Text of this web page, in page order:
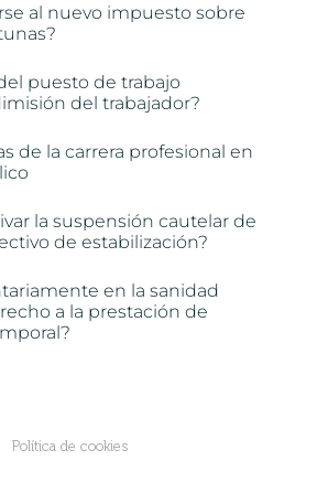
al nuevo impuesto sobre
puesto de trabajo
del trabajador?
de la carrera profesional en
la suspensión cautelar de
de estabilización?
en la sanidad
a la prestación de
Política de cookies